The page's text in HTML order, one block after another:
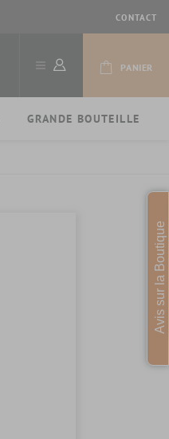
CONTACT
PANIER
GRANDE BOUTEILLE
Avis sur la Boutique